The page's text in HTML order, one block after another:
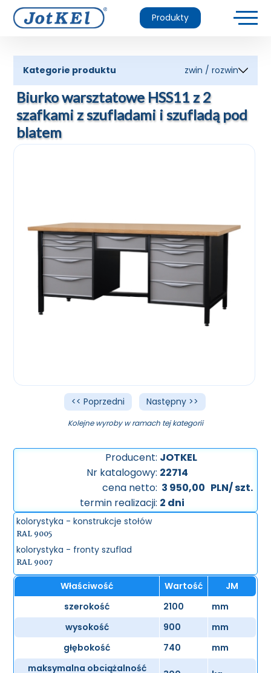
Produkty
Kategorie produktu zwin / rozwin
Biurko warsztatowe HSS11 z 2
szafkami z szufladami i szufladą pod
blatem
<< Poprzedni Następny >>
Kolejne wyroby w ramach tej kategorii
Producent: JOTKEL
Nr katalogowy: 22714
cena netto: 3 950,00 PLN/ szt.
termin realizacji: 2 dni
kolorystyka - konstrukcje stołów
RAL 9005
kolorystyka - fronty szuflad
RAL 9007
Właściwość Wartość
JM
szerokość
2100
mm
wysokość
900
mm
głębokość
740
mm
maksymalna obciążalność